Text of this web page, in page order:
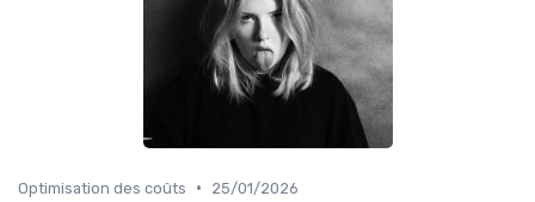
Optimisation des coûts • 25/01/2026